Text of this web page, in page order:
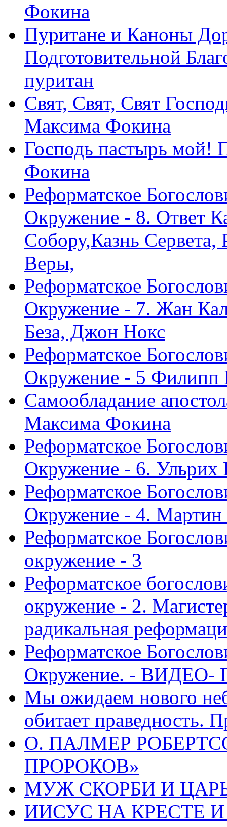
Фокина
Пуритане и Каноны
Подготовительной
пуритан
Свят, Свят, Свят
Максима Фокина
Господь пастырь мой!
Фокина
Реформатское
Окружение - 8. Ответ
Собору,Казнь Сервета,
Веры,
Реформатское
Окружение - 7. Жан
Беза, Джон Нокс
Реформатское
Окружение - 5 Филипп
Самообладание
Максима Фокина
Реформатское
Окружение - 6. Ульрих
Реформатское
Окружение - 4.
Реформатское
окружение - 3
Реформатское
окружение - 2.
радикальная
Реформатское
Окружение. - ВИДЕО-
Мы ожидаем нового
обитает праведность.
О. ПАЛМЕР
ПРОРОКОВ»
МУЖ СКОРБИ И ЦАРЬ
ИИСУС НА КРЕСТЕ